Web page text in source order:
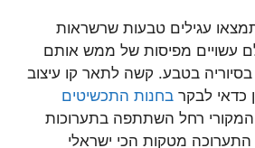
עגילים טבעות שרשראות
עשויים מפיסות של ממש אותם
בטבע. קשה לתאר קו עיצוב
כדאי לבקר בחנות התכשיטים
המקורי רחל השתתפה בתערוכות
התערוכה מטקות הכי ישראלי